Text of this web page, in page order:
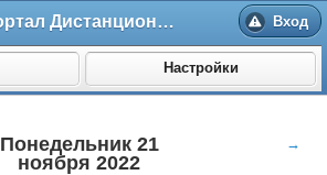
Портал Дистанционного обучения ВолгГМУ Вход
Настройки
Понедельник 21
ноября 2022
→